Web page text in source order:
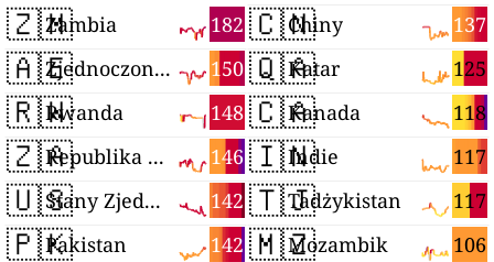
🇿🇲 182
Zambia
🇦🇪 150
Zjednoczone Emiraty Arabskie
🇷🇼 148
Rwanda
🇿🇦 146
Republika Południowej Afryki
🇺🇸 142
Stany Zjednoczone
🇵🇰 142
Pakistan
🇨🇳 137
Chiny
🇶🇦 125
Katar
🇨🇦 118
Kanada
🇮🇳 117
Indie
🇹🇯 117
Tadżykistan
🇲🇿 106
Mozambik